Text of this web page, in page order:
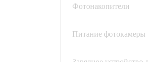
Фотонакопители
Питание фотокамеры